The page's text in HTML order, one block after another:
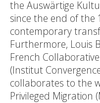
the Auswärtige
since the end of the
contemporary
Furthermore, Louis
French
(Institut
collaborates to the
Privileged Migration